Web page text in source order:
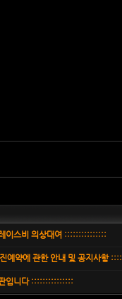
이스비 의상대여 :::::::::::::::
예약에 관한 안내 및 공지사항
입니다 :::::::::::::::